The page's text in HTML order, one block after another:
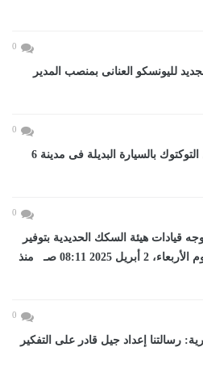
0
لليونسكو العنانى بمنصب المدير
0
بدء تلقى طلبات إحلال التوكتوك بالسيارة البديلة فى مدينة 6
0
قيادات هيئة السكك الحديدية بتوفير
أماكن في رحلات...اليوم الأربعاء، 2 أبريل 2025 08:11 صـ منذ
0
رسالتنا إعداد جيل قادر على التفكير